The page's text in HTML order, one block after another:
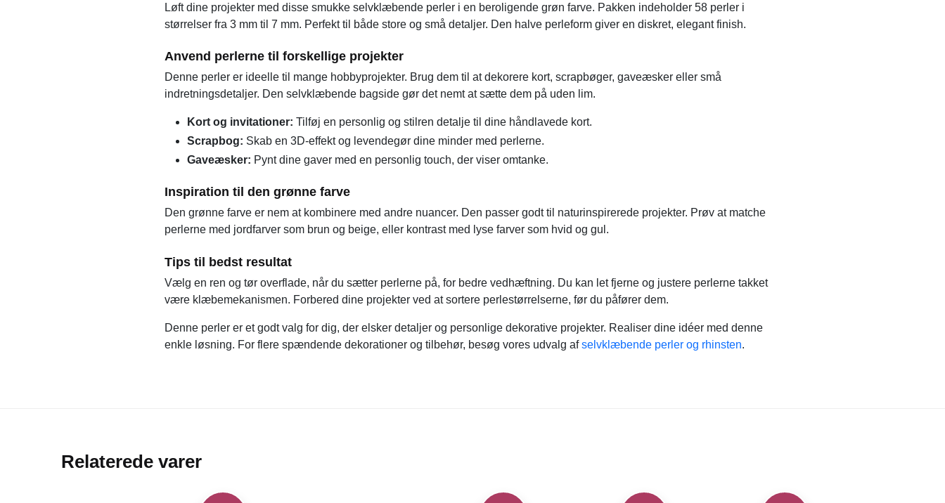
Løft dine projekter med disse smukke selvklæbende perler i en beroligende grøn farve. Pakken indeholder 58 perler i
størrelser fra 3 mm til 7 mm. Perfekt til både store og små detaljer. Den halve perleform giver en diskret, elegant finish.
Anvend perlerne til forskellige projekter
Denne perler er ideelle til mange hobbyprojekter. Brug dem til at dekorere kort, scrapbøger, gaveæsker eller små
indretningsdetaljer. Den selvklæbende bagside gør det nemt at sætte dem på uden lim.
Kort og invitationer: Tilføj en personlig og stilren detalje til dine håndlavede kort.
Scrapbog: Skab en 3D-effekt og levendegør dine minder med perlerne.
Gaveæsker: Pynt dine gaver med en personlig touch, der viser omtanke.
Inspiration til den grønne farve
Den grønne farve er nem at kombinere med andre nuancer. Den passer godt til naturinspirerede projekter. Prøv at matche
perlerne med jordfarver som brun og beige, eller kontrast med lyse farver som hvid og gul.
Tips til bedst resultat
Vælg en ren og tør overflade, når du sætter perlerne på, for bedre vedhæftning. Du kan let fjerne og justere perlerne takket
være klæbemekanismen. Forbered dine projekter ved at sortere perlestørrelserne, før du påfører dem.
Denne perler er et godt valg for dig, der elsker detaljer og personlige dekorative projekter. Realiser dine idéer med denne
enkle løsning. For flere spændende dekorationer og tilbehør, besøg vores udvalg afselvklæbende perler og rhinsten.
Relaterede varer